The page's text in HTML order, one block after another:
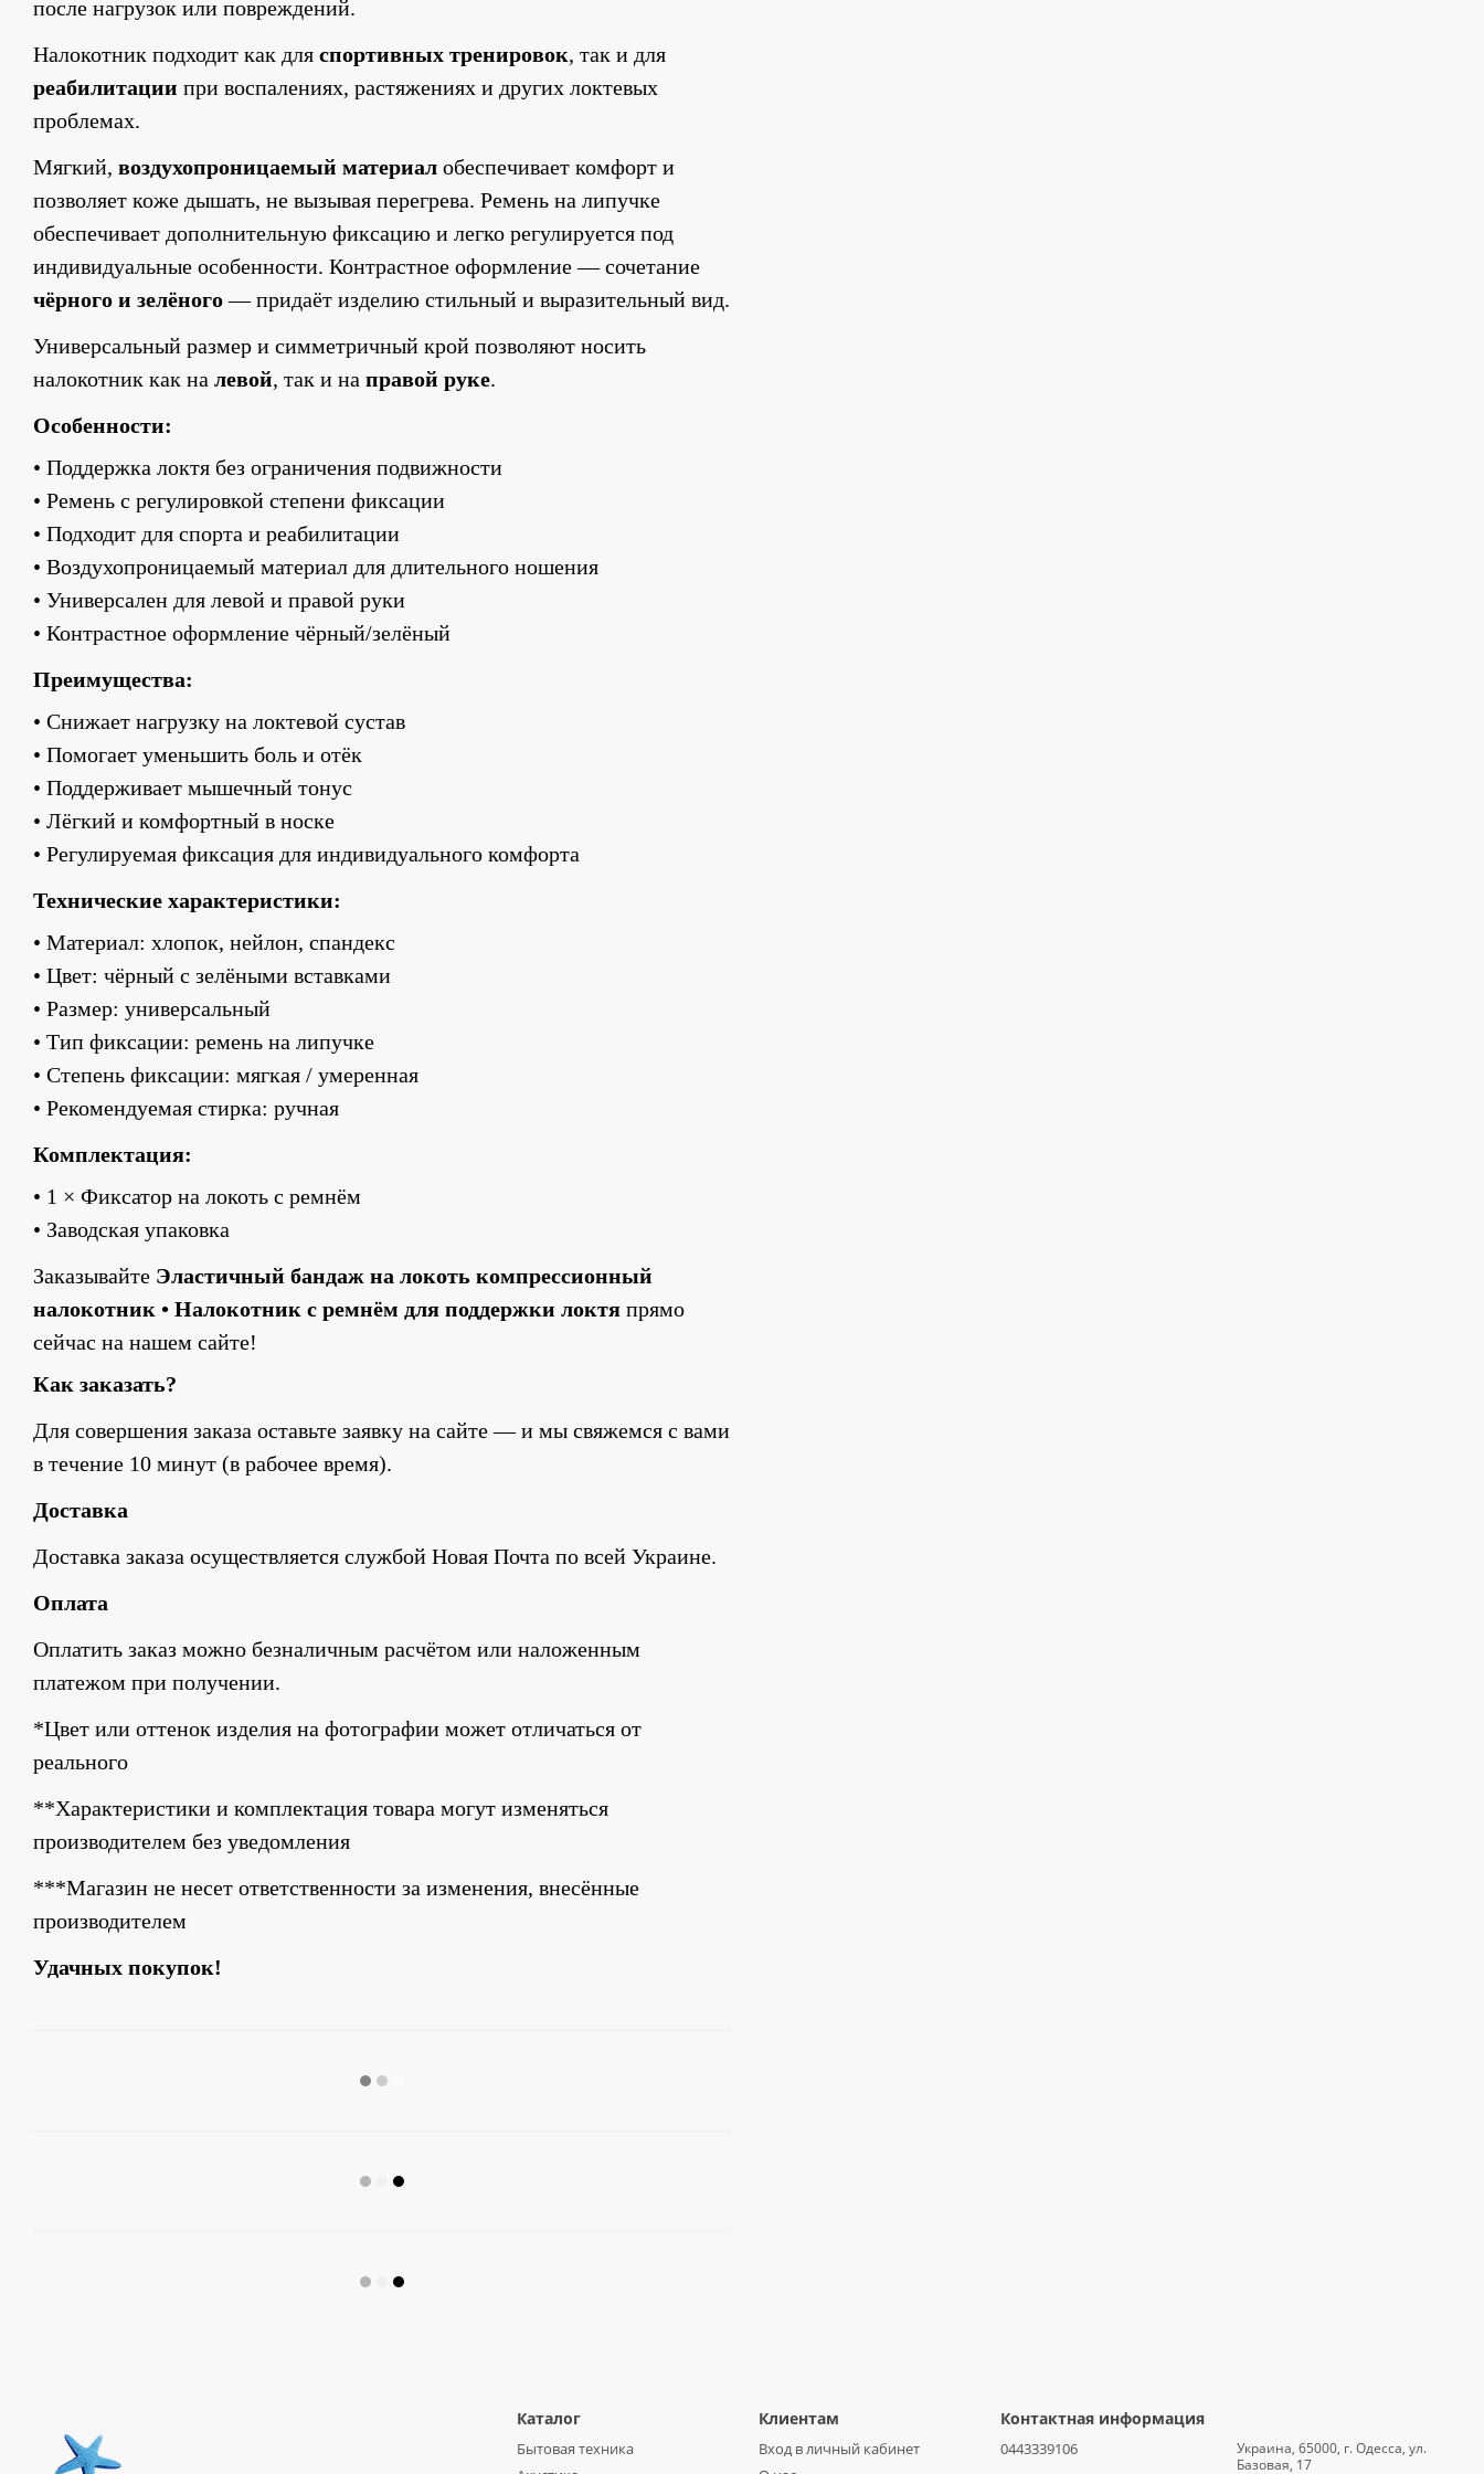
после нагрузок или повреждений.
Налокотник подходит как для спортивных тренировок
реабилитации при воспалениях, растяжениях и других локтевых
проблемах.
Мягкий, воздухопроницаемый материал обеспечивает комфорт и
позволяет коже дышать, не вызывая перегрева. Ремень на липучке
обеспечивает дополнительную фиксацию и легко регулируется под
чёрного и зелёного — придаёт изделию стильный и выразительный вид.
Универсальный размер и симметричный крой позволяют носить
налокотник как на левой, так и на правой руке.
Особенности:
• Поддержка локтя без ограничения подвижности
• Ремень с регулировкой степени фиксации
• Подходит для спорта и реабилитации
• Воздухопроницаемый материал для длительного ношения
• Универсален для левой и правой руки
• Контрастное оформление чёрный/зелёный
Преимущества:
• Снижает нагрузку на локтевой сустав
• Помогает уменьшить боль и отёк
• Поддерживает мышечный тонус
• Лёгкий и комфортный в носке
• Регулируемая фиксация для индивидуального комфорта
Технические характеристики:
• Материал: хлопок, нейлон, спандекс
• Цвет: чёрный с зелёными вставками
• Размер: универсальный
• Тип фиксации: ремень на липучке
• Степень фиксации: мягкая / умеренная
• Рекомендуемая стирка: ручная
Комплектация:
• 1 × Фиксатор на локоть с ремнём
• Заводская упаковка
Заказывайте Эластичный бандаж на локоть компрессионный
налокотник • Налокотник с ремнём для поддержки локтя прямо
сейчас на нашем сайте!
Как заказать?
Для совершения заказа оставьте заявку на сайте — и мы свяжемся с вами
в течение 10 минут (в рабочее время).
Доставка
Доставка заказа осуществляется службой Новая Почта по всей Украине.
Оплата
Оплатить заказ можно безналичным расчётом или наложенным
платежом при получении.
*Цвет или оттенок изделия на фотографии может отличаться от
реального
**Характеристики и комплектация товара могут изменяться
производителем без уведомления
***Магазин не несет ответственности за изменения, внесённые
производителем
Удачных покупок!
Каталог
Бытовая техника
Клиентам
Вход в личный кабинет
Контактная информация
0443339106
Украина, 65000, г. Одесса, ул.
Базовая, 17